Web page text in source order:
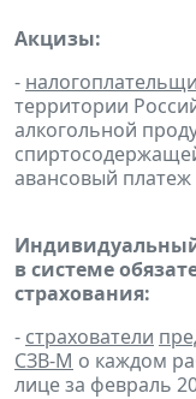
Акцизы:
-
территории
алкогольной
авансовый платеж
в системе
страхования:
- страхователи
СЗВ-М о каждом
лице за февраль